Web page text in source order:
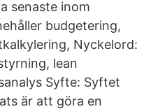
senaste inom
budgetering,
Nyckelord:
lean
Syfte: Syftet
är att göra en